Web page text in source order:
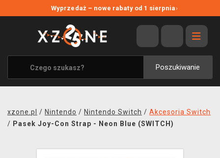
Wyprzedaż – nowe rabaty od 1 sierpnia›
Poszukiwanie
WYPRZEDAŻ
WSZYSTKIE MARKI
XZONE ORIGINALS
UBRANIA I AKCESORIA
SOUNDTRACKI
xzone.pl / Nintendo / Nintendo Switch / Akcesoria Switch
/ Pasek Joy-Con Strap - Neon Blue (SWITCH)